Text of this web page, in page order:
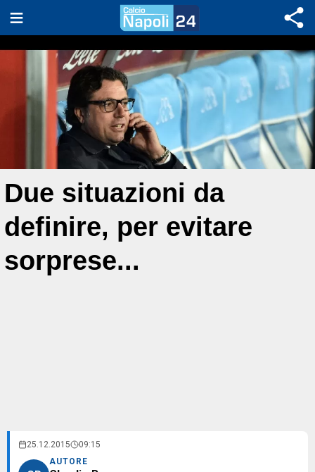
Due situazioni da
definire, per evitare
sorprese...
25.12.2015 09:15
AUTORE